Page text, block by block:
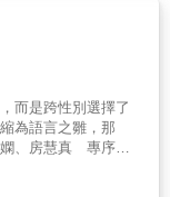
看
秋日的楓葉／飄落
「念」、「恩」、
「甘」分列11輯，
字、台羅拼音與華
」不再是困難而有
成詩。 願這本
日常的縫隙裡，在
再擴大、延續幾個
體的自由程度，並
言更具彈性時也更
是音樂或是建築，
奏的效果。三是強
過濾語言，淨化語
寫詩給你，哪怕我
個世界我們其實是
不特別，僅僅擁有
而是跨性別選擇了
為語言之雛，那
、房慧真 專序推
」明亮的木材房，